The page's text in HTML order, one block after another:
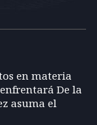
en materia
De la
asuma el